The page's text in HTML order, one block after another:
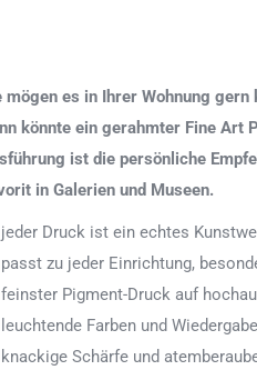
mögen es in Ihrer Wohnung
könnte ein gerahmter Fine Art
ist die persönliche
in Galerien und Museen.
jeder Druck ist ein echtes
passt zu jeder Einrichtung,
feinster Pigment-Druck auf
leuchtende Farben und
knackige Schärfe und